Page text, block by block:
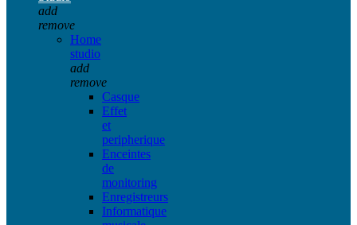
add
remove
Home
studio
add
remove
Casque
Effet
et
peripherique
Enceintes
de
monitoring
Enregistreurs
Informatique